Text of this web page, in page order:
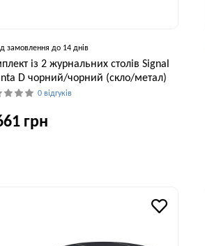
замовлення до 14 днів
із 2 журнальних столів Signal
D чорний/чорний (скло/метал)
0 відгуків
грн